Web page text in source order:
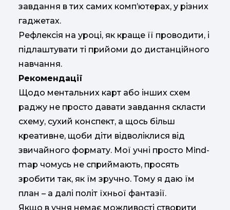
завдання в тих самих комп’ютерах, у різних
гаджетах.
Рефлексія на уроці, як краще її проводити, і
підлаштувати ті прийоми до дистанційного
навчання.
Рекомендації
Щодо ментальних карт або інших схем
раджу не просто давати завдання скласти
схему, сухий конспект, а щось більш
креативне, щоби діти відволіклися від
звичайного формату. Мої учні просто Mind-
map чомусь не сприймають, просять
зробити так, як їм зручно. Тому я даю їм
план – а далі політ їхньої фантазії.
Якщо в учня немає можливості створити